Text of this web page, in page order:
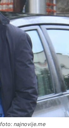
foto: najnovije.me